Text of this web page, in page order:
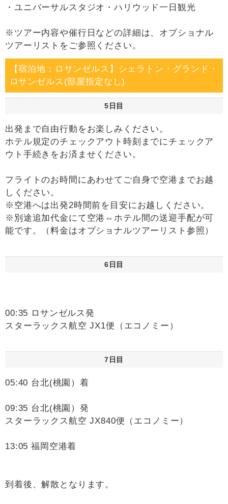
・ユニバーサルスタジオ・ハリウッド一日観光
※ツアー内容や催行日などの詳細は、オプショナル
ツアーリストをご参照ください。
【宿泊地：ロサンゼルス】シェラトン・グランド・
ロサンゼルス(部屋指定なし)
5日目
出発まで自由行動をお楽しみください。
ホテル規定のチェックアウト時刻までにチェックア
ウト手続きをお済ませください。
フライトのお時間にあわせてご自身で空港までお越
しください。
※空港へは出発2時間前を目安にお越しください。
※別途追加代金にて空港⇔ホテル間の送迎手配が可
能です。（料金はオプショナルツアーリスト参照）
6日目
00:35 ロサンゼルス発
スターラックス航空 JX1便（エコノミー）
7日目
05:40 台北(桃園）着
09:35 台北(桃園）発
スターラックス航空 JX840便（エコノミー）
13:05 福岡空港着
到着後、解散となります。